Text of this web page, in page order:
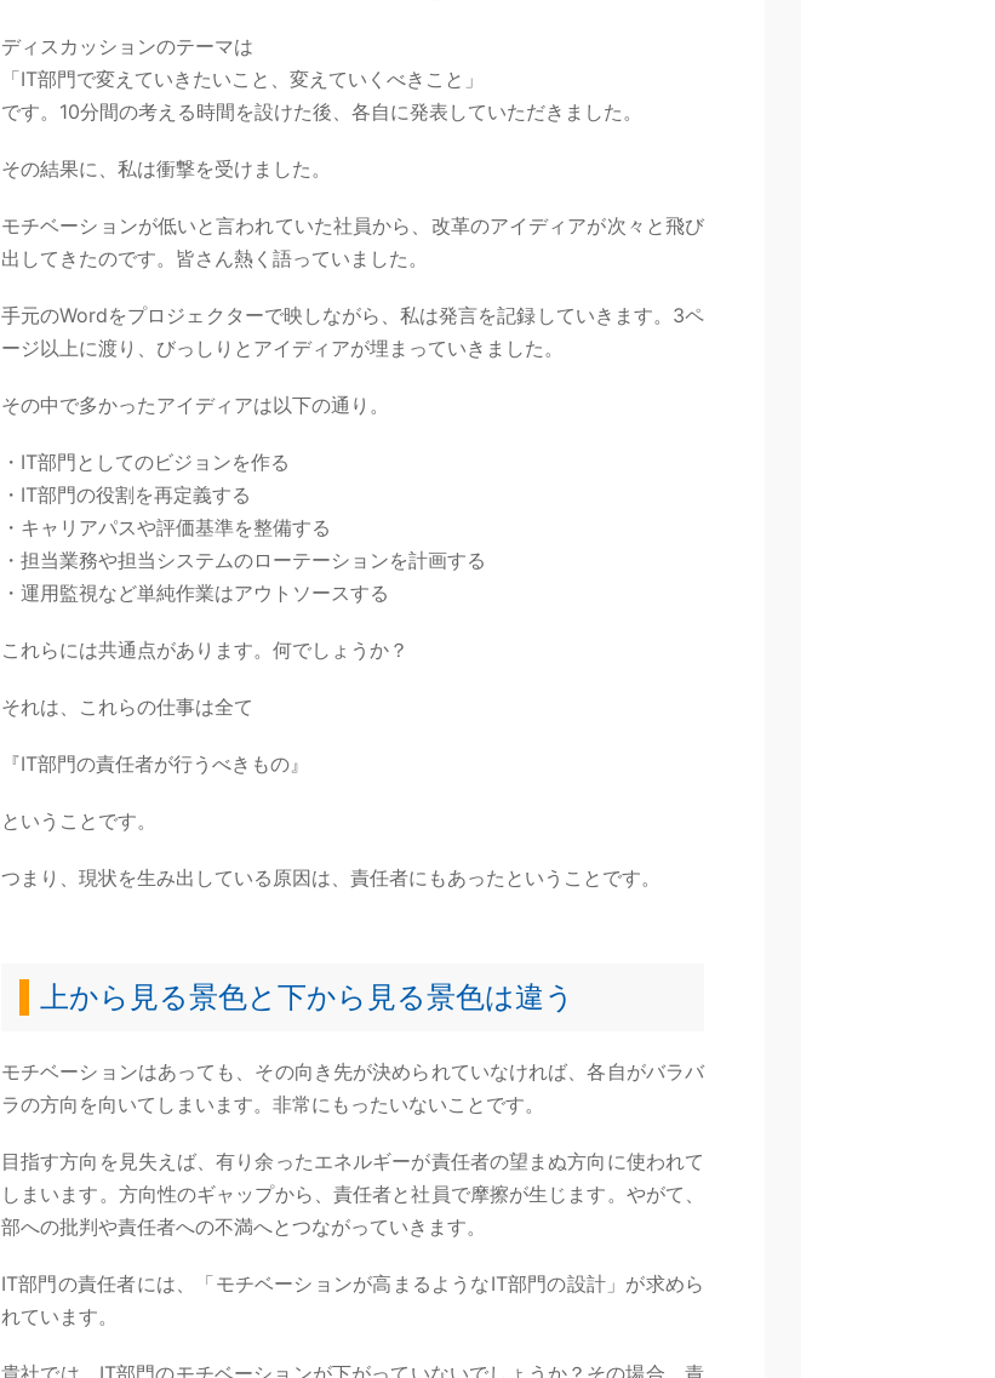
ディスカッションのテーマは
「IT部門で変えていきたいこと、変えていくべきこと」
です。10分間の考える時間を設けた後、各自に発表していただきました。
その結果に、私は衝撃を受けました。
モチベーションが低いと言われていた社員から、改革のアイディアが次々と飛び
出してきたのです。皆さん熱く語っていました。
手元のWordをプロジェクターで映しながら、私は発言を記録していきます。3ペ
ージ以上に渡り、びっしりとアイディアが埋まっていきました。
その中で多かったアイディアは以下の通り。
・IT部門としてのビジョンを作る
・IT部門の役割を再定義する
・キャリアパスや評価基準を整備する
・担当業務や担当システムのローテーションを計画する
・運用監視など単純作業はアウトソースする
これらには共通点があります。何でしょうか？
それは、これらの仕事は全て
『IT部門の責任者が行うべきもの』
ということです。
つまり、現状を生み出している原因は、責任者にもあったということです。
上から見る景色と下から見る景色は違う
モチベーションはあっても、その向き先が決められていなければ、各自がバラバ
ラの方向を向いてしまいます。非常にもったいないことです。
目指す方向を見失えば、有り余ったエネルギーが責任者の望まぬ方向に使われて
しまいます。方向性のギャップから、責任者と社員で摩擦が生じます。やがて、
部への批判や責任者への不満へとつながっていきます。
IT部門の責任者には、「モチベーションが高まるようなIT部門の設計」が求めら
れています。
貴社では、IT部門のモチベーションが下がっていないでしょうか？その場合、責